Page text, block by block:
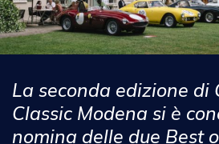
La seconda edizione di
Classic Modena si è
nomina delle due Best